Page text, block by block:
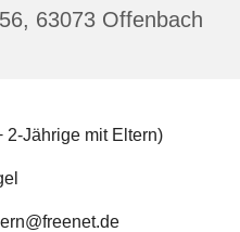
63073 Offenbach
2-Jährige mit Eltern)